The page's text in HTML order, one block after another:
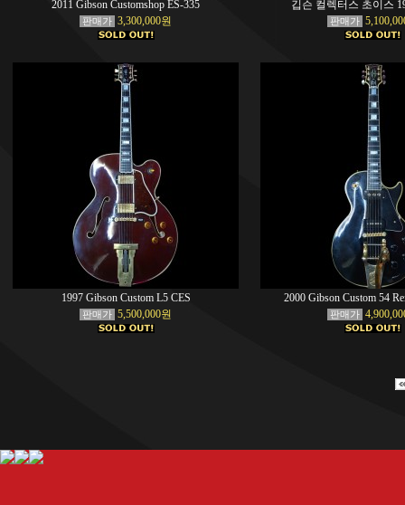
2011 Gibson Customshop ES-335
판매가 3,300,000원
깁슨 컬렉터스 초이스
판매가
1997 Gibson Custom L5 CES
판매가 5,500,000원
2000 Gibson Custom 54
판매가